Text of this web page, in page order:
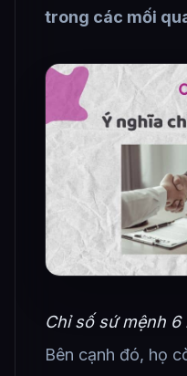
trong các mối
Chỉ số sứ mệnh 6
Bên cạnh đó, họ